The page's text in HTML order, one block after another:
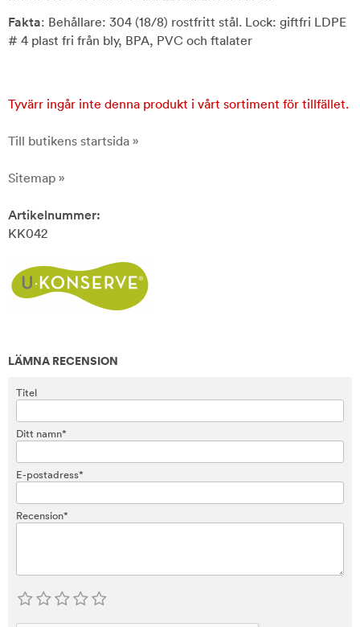
Fakta: Behållare: 304 (18/8) rostfritt stål. Lock: giftfri LDPE
# 4 plast fri från bly, BPA, PVC och ftalater
Tyvärr ingår inte denna produkt i vårt sortiment för tillfället.
Till butikens startsida »
Sitemap »
Artikelnummer:
KK042
LÄMNA RECENSION
Titel
Ditt namn*
E-postadress*
Recension*